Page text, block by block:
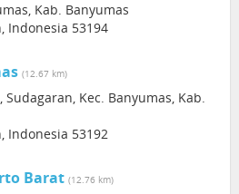
Kab. Banyumas
Indonesia 53194
(12.67 km)
Sudagaran, Kec. Banyumas, Kab.
Indonesia 53192
Barat (12.76 km)